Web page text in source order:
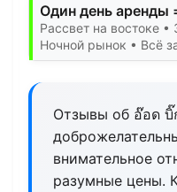
Один день аренды
Рассвет на востоке •
Ночной рынок • Всё
Отзывы об อ๊อด​ บิ๊
внимательное
разумные цены.